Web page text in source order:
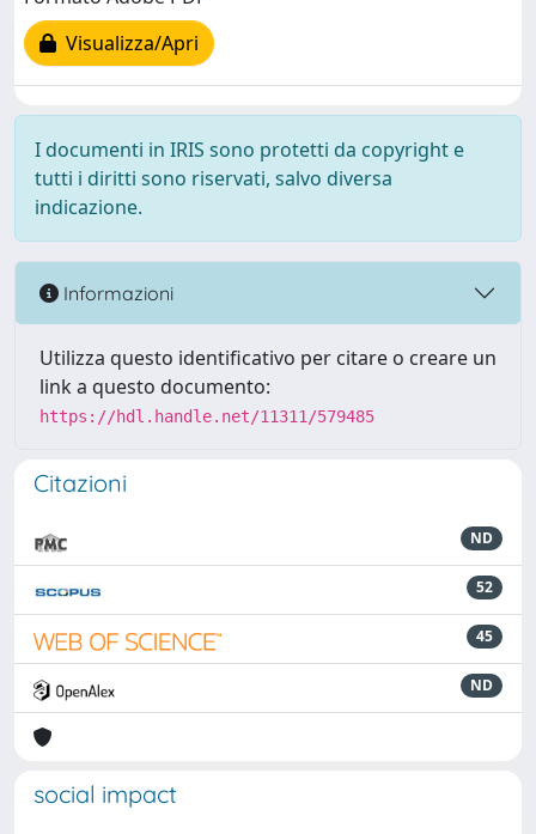
Visualizza/Apri
I documenti in IRIS sono protetti da copyright e
tutti i diritti sono riservati, salvo diversa
indicazione.
Informazioni
Utilizza questo identificativo per citare o creare un
link a questo documento:
https://hdl.handle.net/11311/579485
Citazioni
ND
52
45
ND
social impact